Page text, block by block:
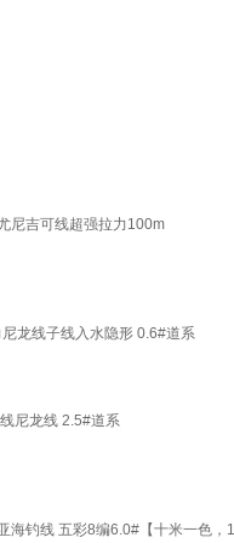
尼吉可线超强拉力100m
龙线子线入水隐形 0.6#道系
尼龙线 2.5#道系
海钓线 五彩8编6.0#【十米一色，